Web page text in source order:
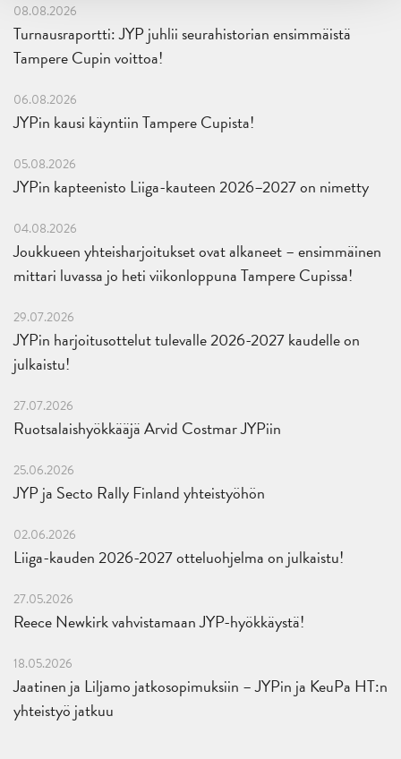
08.08.2026
Turnausraportti: JYP juhlii seurahistorian ensimmäistä
Tampere Cupin voittoa!
06.08.2026
JYPin kausi käyntiin Tampere Cupista!
05.08.2026
JYPin kapteenisto Liiga-kauteen 2026–2027 on nimetty
04.08.2026
Joukkueen yhteisharjoitukset ovat alkaneet – ensimmäinen
mittari luvassa jo heti viikonloppuna Tampere Cupissa!
29.07.2026
JYPin harjoitusottelut tulevalle 2026-2027 kaudelle on
julkaistu!
27.07.2026
Ruotsalaishyökkääjä Arvid Costmar JYPiin
25.06.2026
JYP ja Secto Rally Finland yhteistyöhön
02.06.2026
Liiga-kauden 2026-2027 otteluohjelma on julkaistu!
27.05.2026
Reece Newkirk vahvistamaan JYP-hyökkäystä!
18.05.2026
Jaatinen ja Liljamo jatkosopimuksiin – JYPin ja KeuPa HT:n
yhteistyö jatkuu